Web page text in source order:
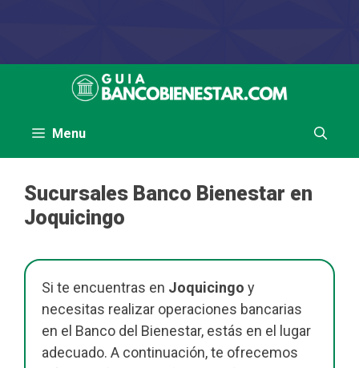
Menu
Sucursales Banco Bienestar en
Joquicingo
Si te encuentras en Joquicingo y
necesitas realizar operaciones bancarias
en el Banco del Bienestar, estás en el lugar
adecuado. A continuación, te ofrecemos